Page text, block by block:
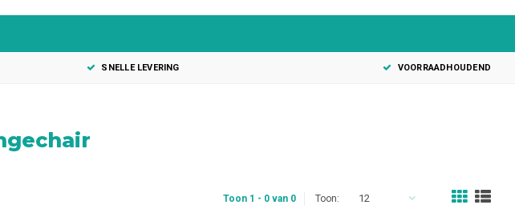
SNELLE LEVERING VOORRAADHOUDEND
Toon 1 - 0 van 0 Toon: 12